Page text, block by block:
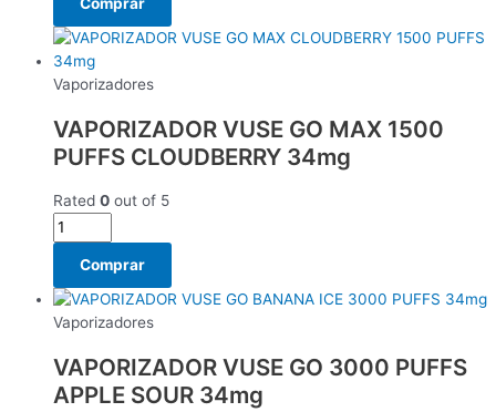
Vaporizadores
VAPORIZADOR VUSE GO MAX 1500
PUFFS CLOUDBERRY 34mg
Rated 0 out of 5
Comprar
Vaporizadores
VAPORIZADOR VUSE GO 3000 PUFFS
APPLE SOUR 34mg